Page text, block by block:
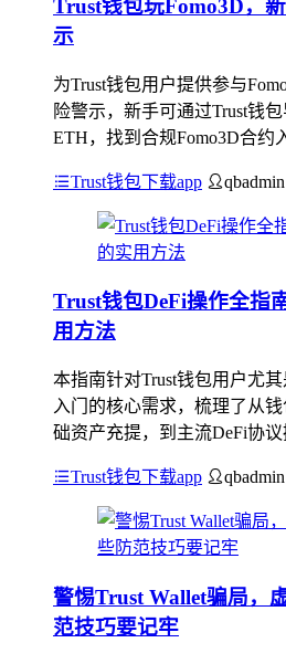
Trust钱包玩Fomo3D，
示
为Trust钱包用户提供参与
险警示，新手可通过Trust钱
ETH，找到合规Fomo3D合约
Trust钱包下载app qbadmin
Trust钱包DeFi操作全指
用方法
本指南针对Trust钱包用户尤
入门的核心需求，梳理了从
础资产充提，到主流DeFi协
Trust钱包下载app qbadmin
警惕Trust Wallet骗局，
范技巧要记牢